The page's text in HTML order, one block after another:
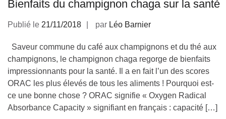
Bienfaits du champignon chaga sur la santé
Publié le 21/11/2018 par Léo Barnier
Saveur commune du café aux champignons et du thé aux
champignons, le champignon chaga regorge de bienfaits
impressionnants pour la santé. Il a en fait l’un des scores
ORAC les plus élevés de tous les aliments ! Pourquoi est-
ce une bonne chose ? ORAC signifie « Oxygen Radical
Absorbance Capacity » signifiant en français : capacité […]